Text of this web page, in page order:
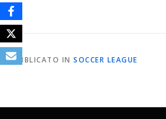
PUBBLICATO IN SOCCER LEAGUE